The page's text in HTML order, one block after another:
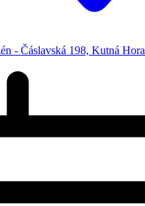
- Čáslavská 198, Kutná Hora